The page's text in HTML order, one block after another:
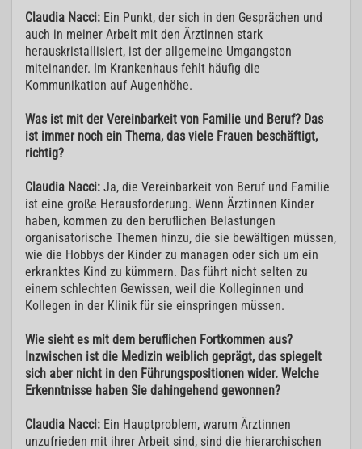
Claudia Nacci: Ein Punkt, der sich in den Gesprächen und
auch in meiner Arbeit mit den Ärztinnen stark
herauskristallisiert, ist der allgemeine Umgangston
miteinander. Im Krankenhaus fehlt häufig die
Kommunikation auf Augenhöhe.
Was ist mit der Vereinbarkeit von Familie und Beruf? Das
ist immer noch ein Thema, das viele Frauen beschäftigt,
richtig?
Claudia Nacci: Ja, die Vereinbarkeit von Beruf und Familie
ist eine große Herausforderung. Wenn Ärztinnen Kinder
haben, kommen zu den beruflichen Belastungen
organisatorische Themen hinzu, die sie bewältigen müssen,
wie die Hobbys der Kinder zu managen oder sich um ein
erkranktes Kind zu kümmern. Das führt nicht selten zu
einem schlechten Gewissen, weil die Kolleginnen und
Kollegen in der Klinik für sie einspringen müssen.
Wie sieht es mit dem beruflichen Fortkommen aus?
Inzwischen ist die Medizin weiblich geprägt, das spiegelt
sich aber nicht in den Führungspositionen wider. Welche
Erkenntnisse haben Sie dahingehend gewonnen?
Claudia Nacci: Ein Hauptproblem, warum Ärztinnen
unzufrieden mit ihrer Arbeit sind, sind die hierarchischen